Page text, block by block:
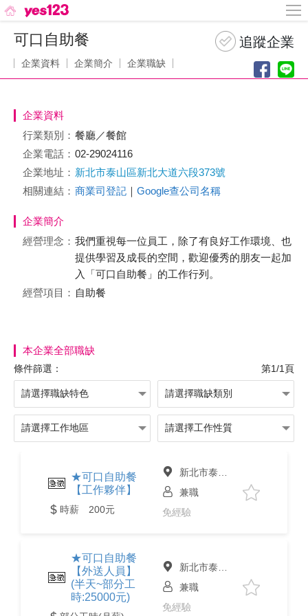
可口自助餐
企業資料 企業簡介 企業職缺
企業資料
行業類別： 餐廳／餐館
企業電話： 02-29024116
企業地址： 新北市泰山區新北大道六段373號
相關連結： 商業司登記 ｜ Google查公司名稱
企業簡介
經營理念： 我們重視每一位員工，除了有良好工作環境、也
提供學習及成長的空間，歡迎優秀的朋友一起加
入「可口自助餐」的工作行列。
經營項目： 自助餐
本企業全部職缺
條件篩選： 第1/1頁
★可口自助餐
【工作夥伴】
時薪 200元
新北市泰山區
兼職
免經驗
★可口自助餐
【外送人員】
(半天~部分工
時:25000元)
新北市泰山區
兼職
免經驗